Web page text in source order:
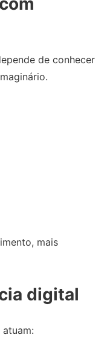
de conhecer
mais
digital